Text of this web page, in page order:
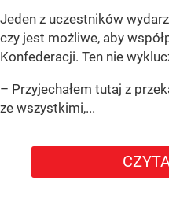
Jeden z uczestników
czy jest możliwe, aby
Konfederacji. Ten nie
– Przyjechałem tutaj z
ze wszystkimi,...